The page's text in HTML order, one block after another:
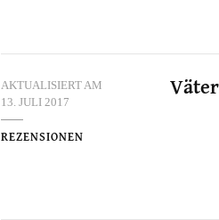
AKTUALISIERT AM
13. JULI 2017
REZENSIONEN